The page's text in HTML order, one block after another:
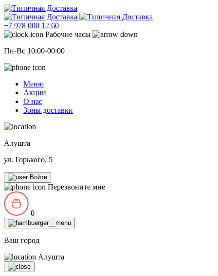
+7 978 000 12 60
Рабочие часы
Пн-Вс 10:00-00:00
Меню
Акции
О нас
Зоны доставки
Алушта
ул. Горького, 5
Войти
Перезвоните мне
0
Ваш город
Алушта